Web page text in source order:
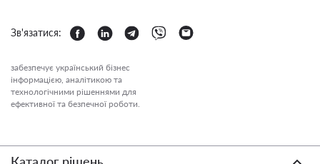
Зв'язатися:
забезпечує український бізнес
інформацією, аналітикою та
технологічними рішеннями для
ефективної та безпечної роботи.